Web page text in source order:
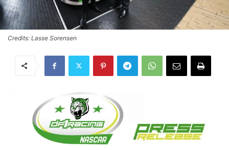
Credits: Lasse Sorensen